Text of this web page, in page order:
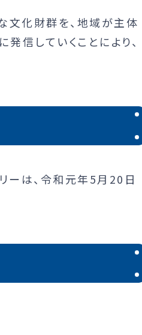
文化財群を、地域が主体
信していくことにより、
ーは、令和元年5月20日